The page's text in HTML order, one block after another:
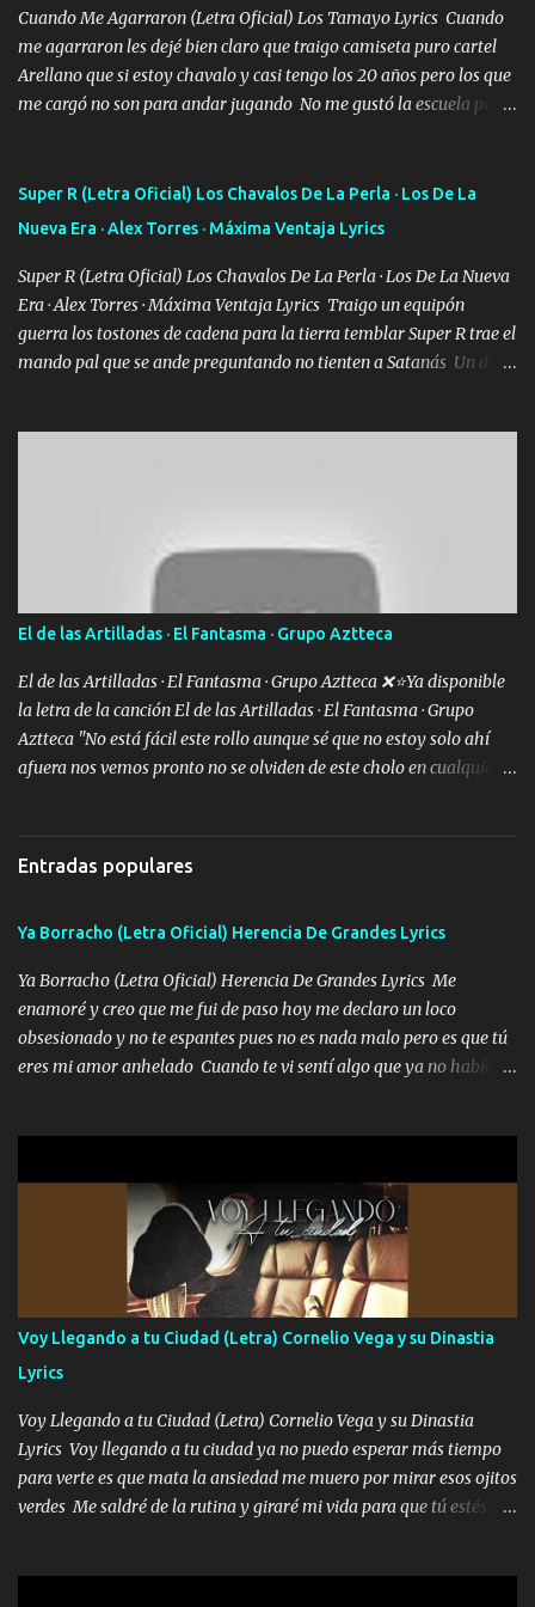
Cuando Me Agarraron (Letra Oficial) Los Tamayo Lyrics Cuando
me agarraron les dejé bien claro que traigo camiseta puro cartel
Arellano que si estoy chavalo y casi tengo los 20 años pero los que
me cargó no son para andar jugando No me gustó la escuela pero
firme el legado que si como me llamó varios ya se han preguntado
Yo Soy El De Las Pacas Sobrino Del Brazo Armad0 Con mi Glock
mando un abrazo andamos al cien Choritas también Música
Ando en la colonia bien acelerado traigo un M2 que nunca me ha
fallado para mi compadre mandó un fuerte abrazo también al
Especial sabe que lo apreciamos En los mejores antros me verán
Super R (Letra Oficial) Los Chavalos De La Perla · Los De La
Nueva Era · Alex Torres · Máxima Ventaja Lyrics
Super R (Letra Oficial) Los Chavalos De La Perla · Los De La Nueva
Era · Alex Torres · Máxima Ventaja Lyrics Traigo un equipón
guerra los tostones de cadena para la tierra temblar Super R trae el
mando pal que se ande preguntando no tienten a Satanás Un día
buena pieza clave en el cartel aquí la firma ya saben cuál es que
quede claro SUPER R26 Música Lo enamorado nunca se me quita
traigo una que otra morrita y en la Urus la he de montar varias
trocas que me cuidan puro soldado su'icida no les tiembla pa tirar
A veces allá en la Perla si no me ve en la Sierra me muevo de aquí
pa a...
El de las Artilladas · El Fantasma · Grupo Aztteca
El de las Artilladas · El Fantasma · Grupo Aztteca ❌⭐Ya disponible
la letra de la canción El de las Artilladas · El Fantasma · Grupo
Aztteca "No está fácil este rollo aunque sé que no estoy solo ahí
afuera nos vemos pronto no se olviden de este cholo en cualquier
equipo quedó afuera" Letra original de www.elnorteduro.com
"Bien al tiro la plebada siempre listos pa la gu'erra y a mi
como soy" "El jefe ondeado buena escuela nos dejó y firmes
compadre avestruz hay le va un saludon que sigan las artilladas
en acción" Música "No hace falta ni mi apodo porque ya saben qué
rollo se escuchaba este loco les iba a durar muy poco cuando
menos la pensaron le volamos todo el coco" Letra original de
www.elnorteduro.com "Mi familia es lo primero mis hijos cua...
Entradas populares
Ya Borracho (Letra Oficial) Herencia De Grandes Lyrics
Ya Borracho (Letra Oficial) Herencia De Grandes Lyrics Me
enamoré y creo que me fui de paso hoy me declaro un loco
obsesionado y no te espantes pues no es nada malo pero es que tú
eres mi amor anhelado Cuando te vi sentí algo que ya no había
cariño de mi alma Que pa febrero vendré frente a ti con mis
preguntas y digas que sí hacernos novios y verte feliz y muy
contenta como yo por ti Música Pregúntame qué es lo que me
enamora pa describirte unas cuantas horas también pregunta que
quiero contigo que seas dichosa al estar conmigo Y ya borracho
contéstame la llamada pa dedicarte unas bonitas palabras así
borracho me animo a decirte todo y puedo describirlo mucho que
me encantes Decirte que me siento muy feliz y emocionado por
tenerte aquí espero que quiera...
Voy Llegando a tu Ciudad (Letra) Cornelio Vega y su Dinastia
Lyrics
Voy Llegando a tu Ciudad (Letra) Cornelio Vega y su Dinastia
Lyrics Voy llegando a tu ciudad ya no puedo esperar más tiempo
para verte es que mata la ansiedad me muero por mirar esos ojitos
verdes Me saldré de la rutina y giraré mi vida para que tú estés en